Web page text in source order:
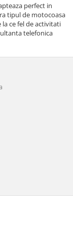
perfect in
tipul de motocoasa
la ce fel de activitati
telefonica